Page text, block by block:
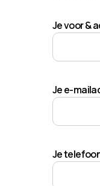
Je voor &
Je e-
Je